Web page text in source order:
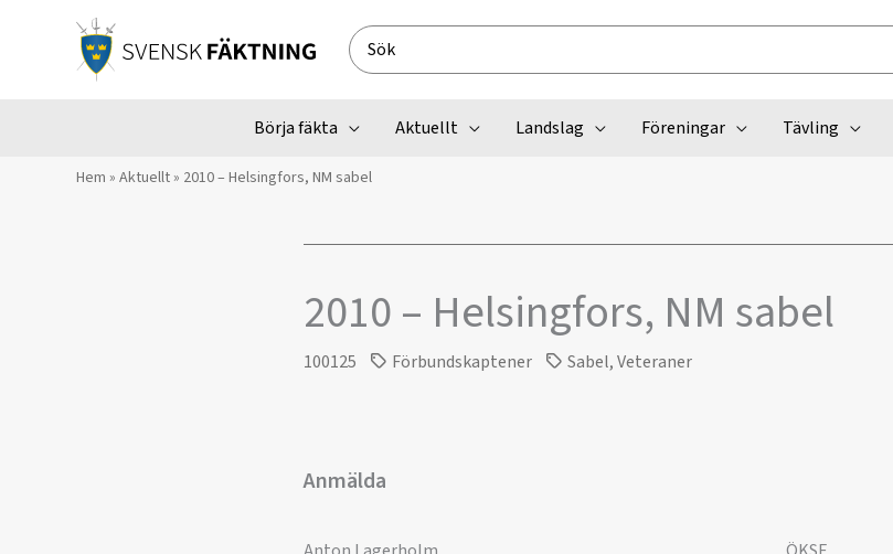
Search
for:
Börja fäkta Aktuellt Landslag Föreningar Tävling
Hem » Aktuellt» 2010 – Helsingfors, NM sabel
2010 – Helsingfors, NM sabel
100125 Förbundskaptener Sabel,Veteraner
Anmälda